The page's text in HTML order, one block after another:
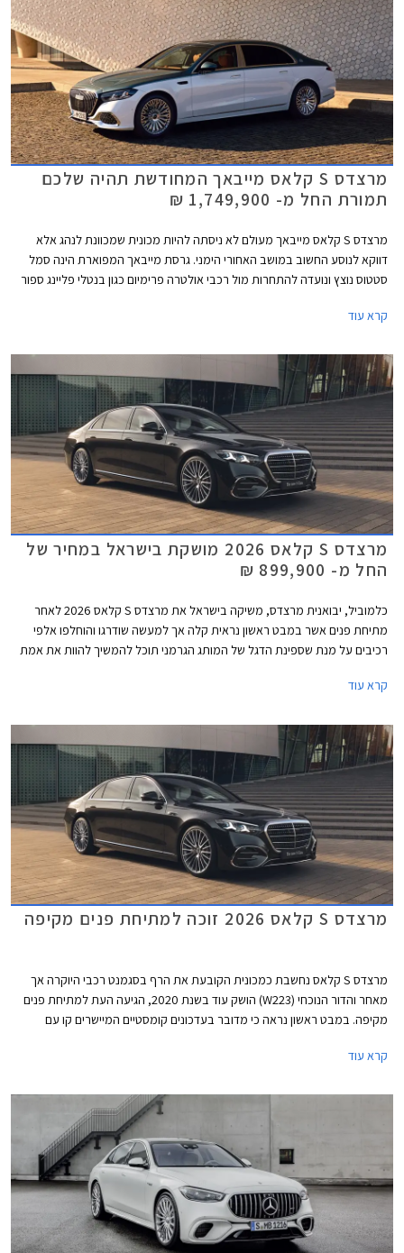
מרצדס S קלאס מייבאך המחודשת תהיה שלכם
תמורת החל מ- 1,749,900 ₪
מרצדס S קלאס מייבאך מעולם לא ניסתה להיות מכונית שמכוונת לנהג אלא
דווקא לנוסע החשוב במושב האחורי הימני. גרסת מייבאך המפוארת הינה סמל
סטטוס נוצץ ונועדה להתחרות מול רכבי אולטרה פרימיום כגון בנטלי פליינג ספור
פנים המלטשת את המתכון המוכר ומבטיחה ניתוק מוחלט מהפקקים שבחוץ.
כואבת ממנוע ה- V12 המיתולוגי בגרסה הבכירה לטובת מנוע V8 - אילוץ של
תקנות זיהום האוויר. הדגם ישווק בשתי גרסאות במחיר התחלתי של 1,749,900
₪.
קרא עוד
מרצדס S קלאס 2026 מושקת בישראל במחיר של
החל מ- 899,900 ₪
כלמוביל, יבואנית מרצדס, משיקה בישראל את מרצדס S קלאס 2026 לאחר
מתיחת פנים אשר במבט ראשון נראית קלה אך למעשה שודרגו והוחלפו אלפי
רכיבים על מנת שספינת הדגל של המותג הגרמני תוכל להמשיך להוות את אמת
קרא עוד
מרצדס S קלאס 2026 זוכה למתיחת פנים מקיפה
מרצדס S קלאס נחשבת כמכונית הקובעת את הרף בסגמנט רכבי היוקרה אך
מאחר והדור הנוכחי (W223) הושק עוד בשנת 2020, הגיעה העת למתיחת פנים
מקיפה. במבט ראשון נראה כי מדובר בעדכונים קומסטיים המיישרים קו עם
ושלל שינויים עמוקים ומהותיים.
קרא עוד